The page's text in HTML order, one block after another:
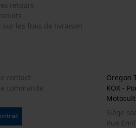
retours
les frais de livraison
contact
commande
Oregon
KOX -
Siège
Rue
Prise de contact par chat